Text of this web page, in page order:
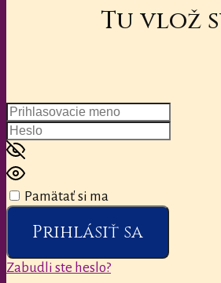
Tu vlož
Pamätať si ma
Prihlásiť sa
Zabudli ste heslo?